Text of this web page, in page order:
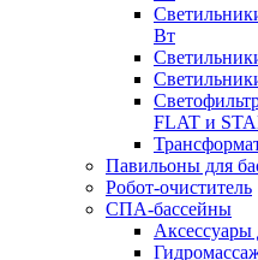
Вт
FLAT и
Павильоны для
Робот-очиститель
СПА-бассейны